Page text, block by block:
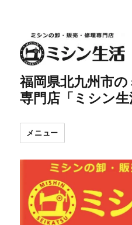
福岡県北九州市
専門店「ミシン生
メニュー